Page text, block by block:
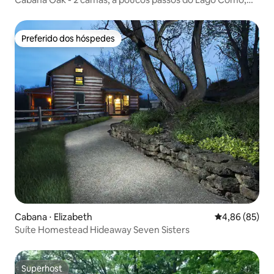
Preferido dos hóspedes
Preferido dos hóspedes
Cabana ⋅ Elizabeth 4,86 de uma
4,86 (85)
Suíte Homestead Hideaway Seven Sisters
Superhost